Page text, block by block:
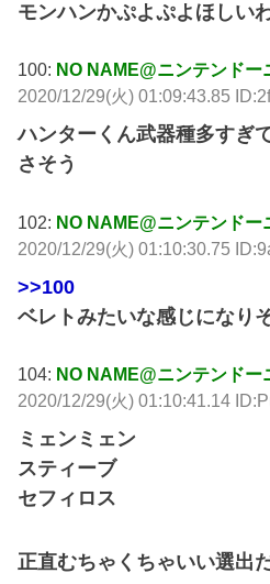
モンハンかぷよぷよほしい
100: NO NAME@ニンテンドー
2020/12/29(火) 01:09:43.85
ハンターくん武器種多すぎ
さそう
102: NO NAME@ニンテンドー
2020/12/29(火) 01:10:30.75
>>100
ベレトみたいな感じになり
104: NO NAME@ニンテンドー
2020/12/29(火) 01:10:41.14
ミェンミェン
スティーブ
セフィロス
正直むちゃくちゃいい選出